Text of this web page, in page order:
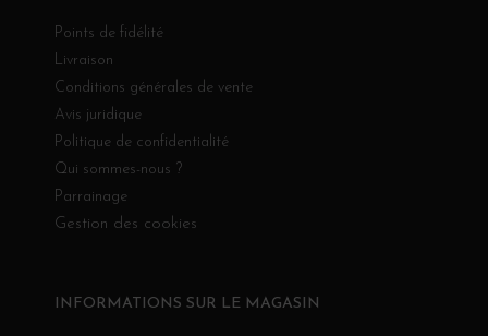
Points de fidélité
Livraison
Conditions générales de vente
Avis juridique
Politique de confidentialité
Qui sommes-nous ?
Parrainage
Gestion des cookies
INFORMATIONS SUR LE MAGASIN